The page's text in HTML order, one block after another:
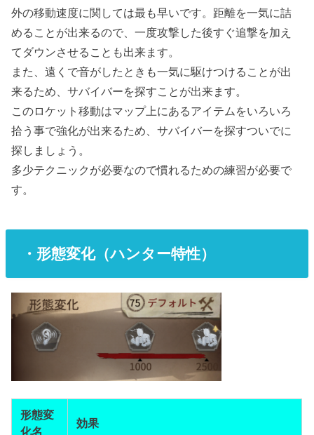
外の移動速度に関しては最も早いです。距離を一気に詰
めることが出来るので、一度攻撃した後すぐ追撃を加え
てダウンさせることも出来ます。
また、遠くで音がしたときも一気に駆けつけることが出
来るため、サバイバーを探すことが出来ます。
このロケット移動はマップ上にあるアイテムをいろいろ
拾う事で強化が出来るため、サバイバーを探すついでに
探しましょう。
多少テクニックが必要なので慣れるための練習が必要で
す。
・形態変化（ハンター特性）
形態変
化名
効果